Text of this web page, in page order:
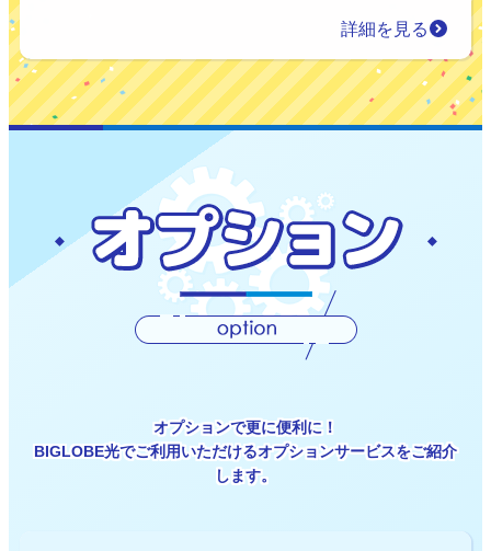
詳細を見る
オプションで更に便利に！
BIGLOBE光でご利用いただけるオプションサービスをご紹介
します。